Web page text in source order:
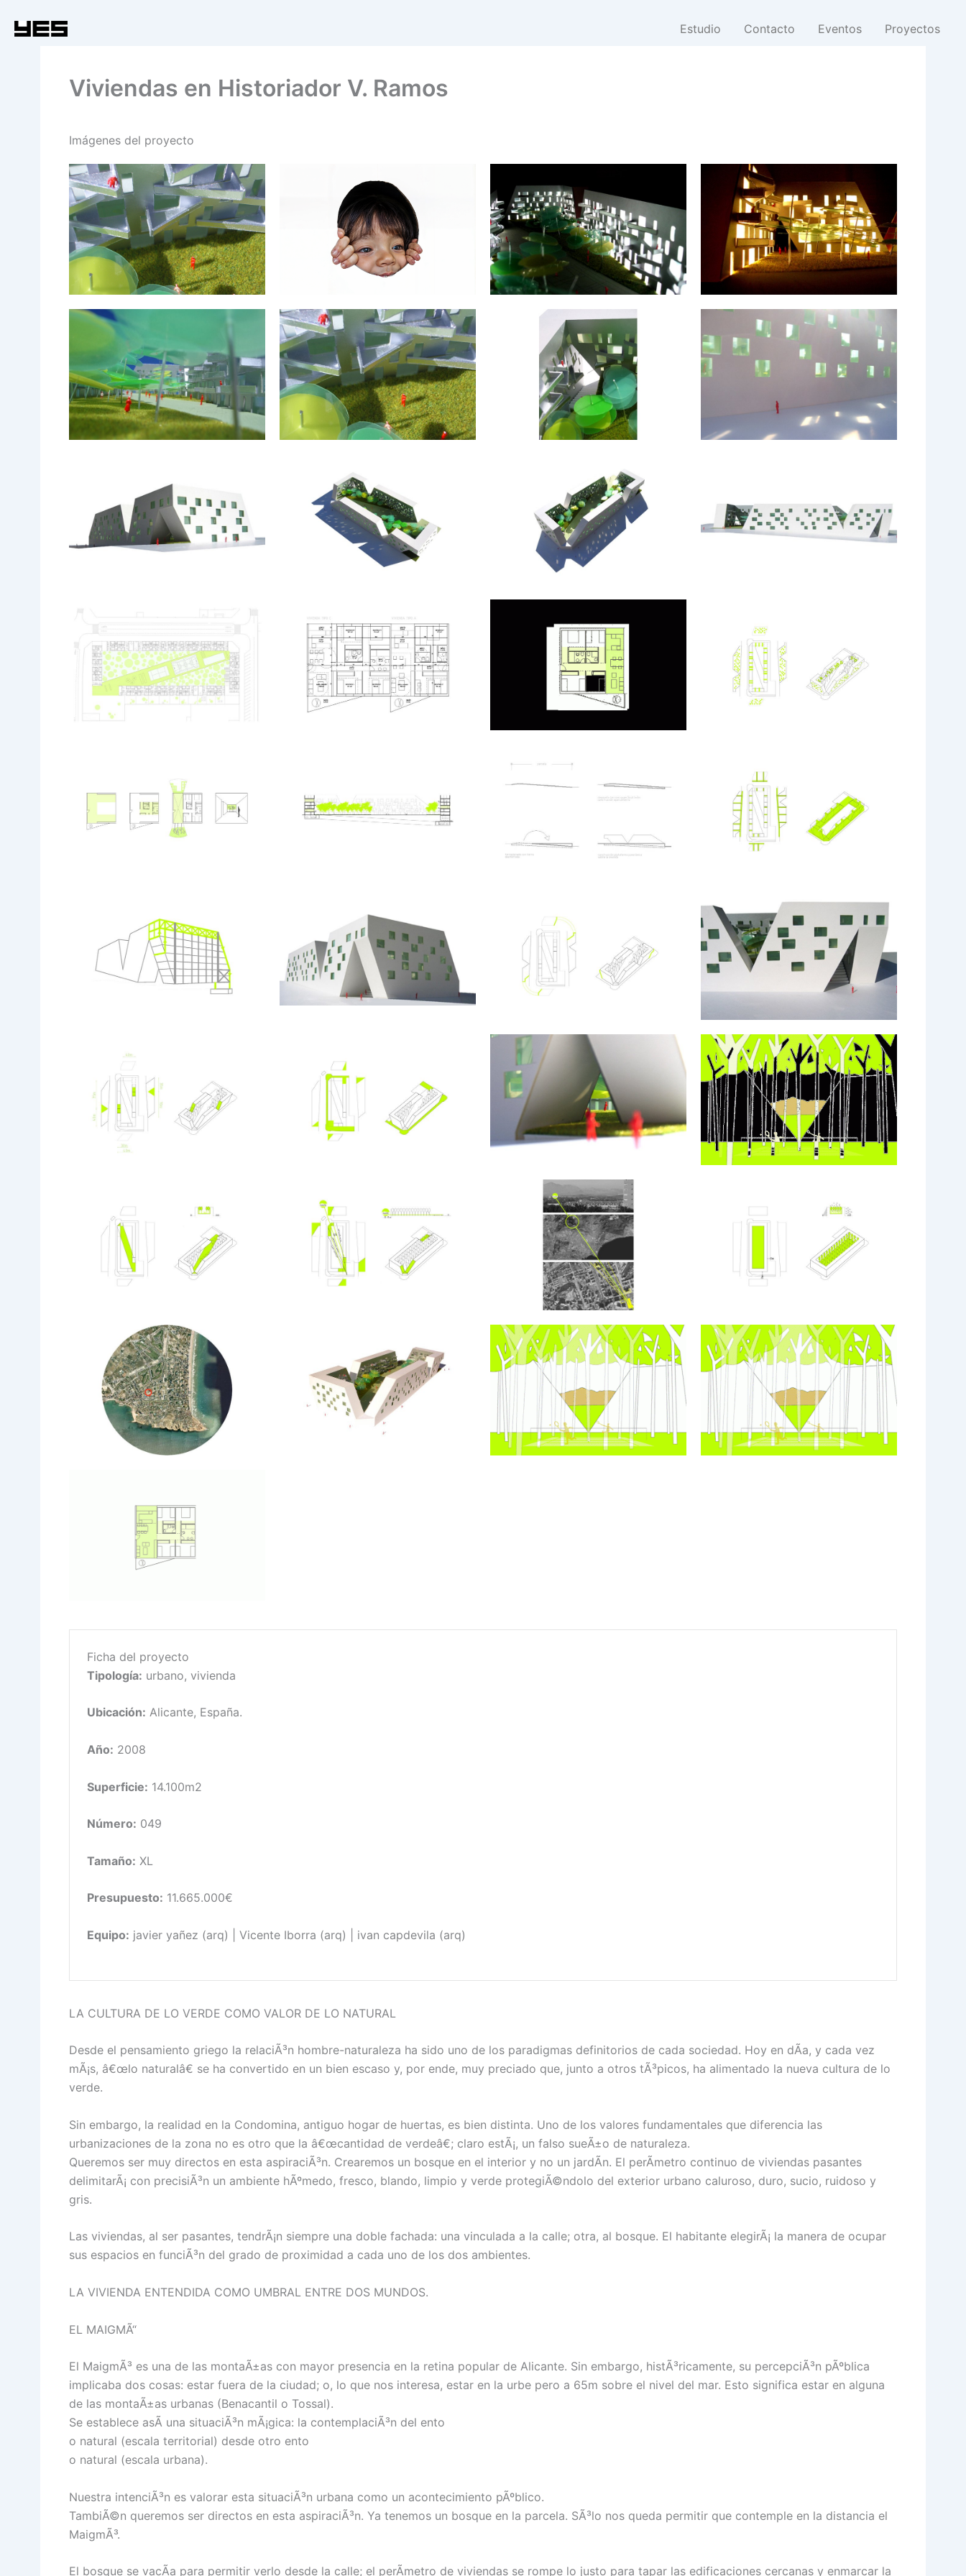
Estudio Contacto Eventos Proyectos
Viviendas en Historiador V. Ramos
Imágenes del proyecto
Ficha del proyecto
Tipología: urbano, vivienda
Ubicación: Alicante, España.
Año: 2008
Superficie: 14.100m2
Número: 049
Tamaño: XL
Presupuesto: 11.665.000€
Equipo: javier yañez (arq) | Vicente Iborra (arq) | ivan capdevila (arq)
LA CULTURA DE LO VERDE COMO VALOR DE LO NATURAL
Desde el pensamiento griego la relaciÃ³n hombre-naturaleza ha sido uno de los paradigmas definitorios de cada sociedad. Hoy en dÃ­a, y cada vez
mÃ¡s, â€œlo naturalâ€ se ha convertido en un bien escaso y, por ende, muy preciado que, junto a otros tÃ³picos, ha alimentado la nueva cultura de lo
verde.
Sin embargo, la realidad en la Condomina, antiguo hogar de huertas, es bien distinta. Uno de los valores fundamentales que diferencia las
urbanizaciones de la zona no es otro que la â€œcantidad de verdeâ€; claro estÃ¡, un falso sueÃ±o de naturaleza.
Queremos ser muy directos en esta aspiraciÃ³n. Crearemos un bosque en el interior y no un jardÃ­n. El perÃ­metro continuo de viviendas pasantes
delimitarÃ¡ con precisiÃ³n un ambiente hÃºmedo, fresco, blando, limpio y verde protegiÃ©ndolo del exterior urbano caluroso, duro, sucio, ruidoso y
gris.
Las viviendas, al ser pasantes, tendrÃ¡n siempre una doble fachada: una vinculada a la calle; otra, al bosque. El habitante elegirÃ¡ la manera de ocupar
sus espacios en funciÃ³n del grado de proximidad a cada uno de los dos ambientes.
LA VIVIENDA ENTENDIDA COMO UMBRAL ENTRE DOS MUNDOS.
EL MAIGMÃ“
El MaigmÃ³ es una de las montaÃ±as con mayor presencia en la retina popular de Alicante. Sin embargo, histÃ³ricamente, su percepciÃ³n pÃºblica
implicaba dos cosas: estar fuera de la ciudad; o, lo que nos interesa, estar en la urbe pero a 65m sobre el nivel del mar. Esto significa estar en alguna
de las montaÃ±as urbanas (Benacantil o Tossal).
Se establece asÃ­ una situaciÃ³n mÃ¡gica: la contemplaciÃ³n del ento
o natural (escala territorial) desde otro ento
o natural (escala urbana).
Nuestra intenciÃ³n es valorar esta situaciÃ³n urbana como un acontecimiento pÃºblico.
TambiÃ©n queremos ser directos en esta aspiraciÃ³n. Ya tenemos un bosque en la parcela. SÃ³lo nos queda permitir que contemple en la distancia el
MaigmÃ³.
El bosque se vacÃ­a para permitir verlo desde la calle; el perÃ­metro de viviendas se rompe lo justo para tapar las edificaciones cercanas y enmarcar la